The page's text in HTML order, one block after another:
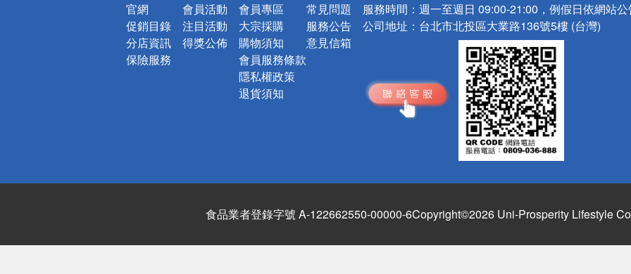
官網
促銷目錄
分店資訊
保險服務
會員活動
注目活動
得獎公佈
會員專區
大宗採購
購物須知
會員服務條款
隱私權政策
退貨須知
常見問題
服務公告
意見信箱
服務時間： 週一至週日 09:00-21:00，例假日依網站
公司地址： 台北市北投區大業路136號5樓 (台灣)
食品業者登錄字號 A-122662550-00000-6Copyright©2026 Uni-Prosperity Lifestyle